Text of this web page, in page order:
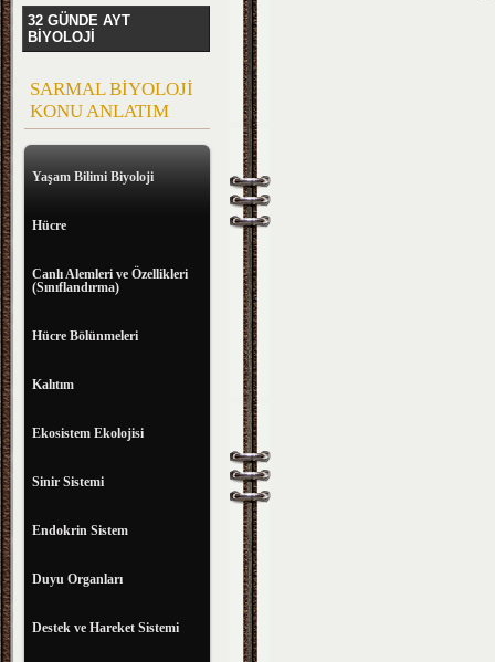
32 GÜNDE AYT
BİYOLOJİ
SARMAL BİYOLOJİ
KONU ANLATIM
Yaşam Bilimi Biyoloji
Hücre
Canlı Alemleri ve Özellikleri
(Sınıflandırma)
Hücre Bölünmeleri
Kalıtım
Ekosistem Ekolojisi
Sinir Sistemi
Endokrin Sistem
Duyu Organları
Destek ve Hareket Sistemi